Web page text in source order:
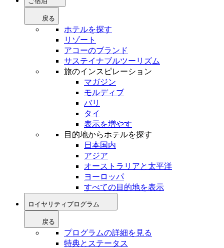
戻る
ホテルを探す
リゾート
アコーのブランド
サステイナブルツーリズム
旅のインスピレーション
マガジン
モルディブ
バリ
タイ
表示を増やす
目的地からホテルを探す
日本国内
アジア
オーストラリアと太平洋
ヨーロッパ
すべての目的地を表示
ロイヤリティプログラム
戻る
プログラムの詳細を見る
特典とステータス